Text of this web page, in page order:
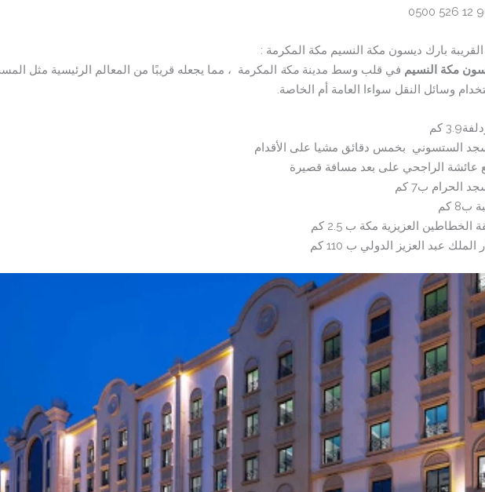
القريبة بارك ديسون مكة النسيم مكة المكرمة :
مكة النسيم في قلب وسط مدينةمكة المكرمة ، مما يجعله قريبًا من المعالم الرئيسية مثل
وسائل النقل سواءا العامة أم الخاصة.
كم
الستسوني بخمس دقائق مشيا على الأقدام
عائشة الراجحي على بعد مسافة قصيرة
الحرام ب7 كم
كم
العزيزية مكة ب 2.5 كم
عبد العزيز الدولي ب 110 كم